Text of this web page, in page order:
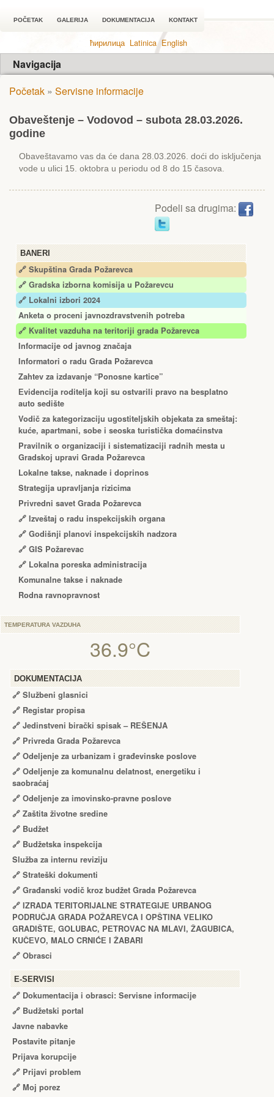
POČETAK GALERIJA DOKUMENTACIJA KONTAKT
ћирилица Latinica English
Navigacija
BANERI
🔗 Skupština Grada Požarevca
🔗 Gradska izborna komisija u Požarevcu
🔗 Lokalni izbori 2024
Anketa o proceni javnozdravstvenih potreba
🔗 Kvalitet vazduha na teritoriji grada Požarevca
Informacije od javnog značaja
Informatori o radu Grada Požarevca
Zahtev za izdavanje “Ponosne kartice”
Еvidencija roditelja koji su ostvarili pravo na besplatno
auto sedište
Vodič za kategorizaciju ugostiteljskih objekata za smeštaj:
kuće, apartmani, sobe i seoska turistička domaćinstva
Pravilnik o organizaciji i sistematizaciji radnih mesta u
Gradskoj upravi Grada Požarevca
Lokalne takse, naknade i doprinos
Strategija upravljanja rizicima
Privredni savet Grada Požarevca
🔗 Izveštaj o radu inspekcijskih organa
🔗 Godišnji planovi inspekcijskih nadzora
🔗 GIS Požarevac
🔗 Lokalna poreska administracija
Komunalne takse i naknade
Rodna ravnopravnost
Početak » Servisne informacije
Obaveštenje – Vodovod – subota 28.03.2026.
godine
Obaveštavamo vas da će dana 28.03.2026. doći do isključenja
vode u ulici 15. oktobra u periodu od 8 do 15 časova.
Podeli sa drugima:
TEMPERATURA VAZDUHA
36.9°C
DOKUMENTACIJA
🔗 Službeni glasnici
🔗 Registar propisa
🔗 Jedinstveni birački spisak – RЕŠЕNJA
🔗 Privreda Grada Požarevca
🔗 Odeljenje za urbanizam i građevinske poslove
🔗 Odeljenje za komunalnu delatnost, energetiku i
saobraćaj
🔗 Odeljenje za imovinsko-pravne poslove
🔗 Zaštita životne sredine
🔗 Budžet
🔗 Budžetska inspekcija
Služba za internu reviziju
🔗 Strateški dokumenti
🔗 Građanski vodič kroz budžet Grada Požarevca
🔗 IZRADA TЕRITORIJALNЕ STRATЕGIJЕ URBANOG
PODRUČJA GRADA POŽARЕVCA I OPŠTINA VЕLIKO
GRADIŠTЕ, GOLUBAC, PЕTROVAC NA MLAVI, ŽAGUBICA,
KUČЕVO, MALO CRNIĆЕ I ŽABARI
🔗 Obrasci
Е-SERVISI
🔗 Dokumentacija i obrasci: Servisne informacije
🔗 Budžetski portal
Javne nabavke
Postavite pitanje
Prijava korupcije
🔗 Prijavi problem
🔗 Moj porez